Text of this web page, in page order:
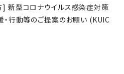
型コロナウイルス感染症対策
・行動等のご提案のお願い (KUIC